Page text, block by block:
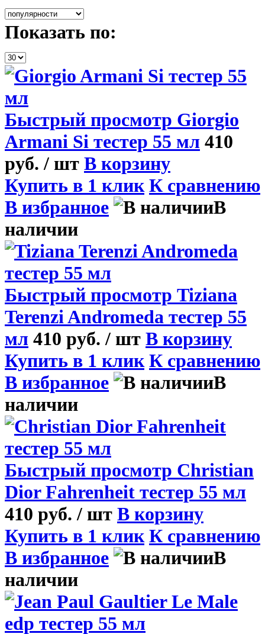
Показать по:
Быстрый просмотр Giorgio
Armani Si тестер 55 мл 410
руб./ шт В корзину
Купить в 1 клик К сравнению
В избранное
В
наличии
Быстрый просмотр Tiziana
Terenzi Andromeda тестер 55
мл 410 руб./ шт В корзину
Купить в 1 клик К сравнению
В избранное
В
наличии
Быстрый просмотр Christian
Dior Fahrenheit тестер 55 мл
410 руб./ шт В корзину
Купить в 1 клик К сравнению
В избранное
В
наличии